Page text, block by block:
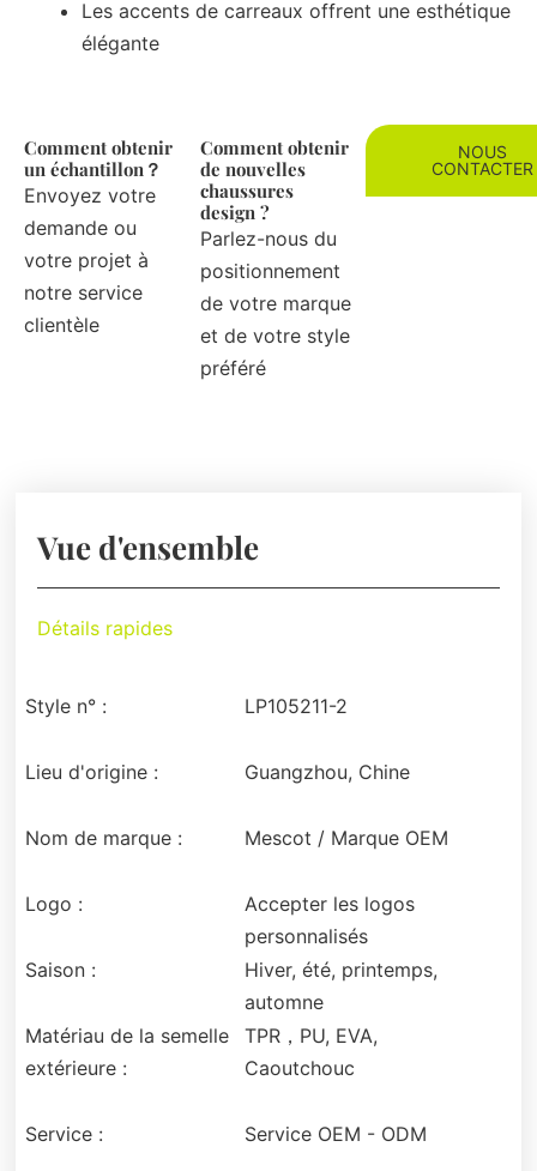
Les accents de carreaux offrent une esthétique
élégante
Comment obtenir
un échantillon？
Envoyez votre
demande ou
votre projet à
notre service
clientèle
Comment obtenir
de nouvelles
chaussures
design ?
Parlez-nous du
positionnement
de votre marque
et de votre style
préféré
NOUS
CONTACTER
Vue d'ensemble
Détails rapides
Style n° : LP105211-2
Lieu d'origine : Guangzhou, Chine
Nom de marque : Mescot / Marque OEM
Logo :
Accepter les logos
personnalisés
Saison :
Hiver, été, printemps,
automne
Matériau de la semelle
extérieure :
TPR，PU, EVA,
Caoutchouc
Service : Service OEM - ODM